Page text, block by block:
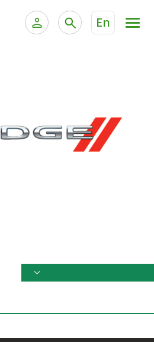
En
خدمة "بيتك" للتداول الإلكتروني
جميع السيارات
القوارب
اتصل بنا